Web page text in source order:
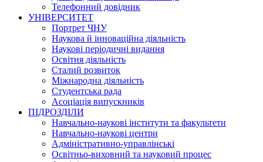
Телефонний довідник
УНІВЕРСИТЕТ
Портрет ЧНУ
Наукова й інноваційна діяльність
Наукові періодичні видання
Освітня діяльність
Сталий розвиток
Міжнародна діяльність
Студентська рада
Асоціація випускників
ПІДРОЗДІЛИ
Навчально-наукові інститути та факультети
Навчально-наукові центри
Адміністративно-управлінські
Освітньо-виховний та науковий процес